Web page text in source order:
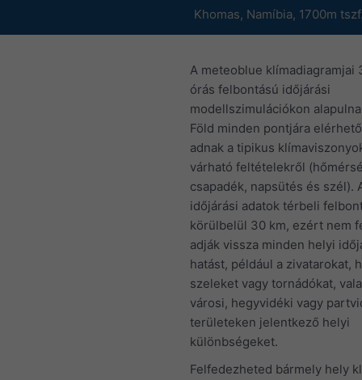
Khomas, Namíbia, 1700m
A meteoblue klímadiagramjai
órás felbontású időjárási
modellszimulációkon
Föld minden pontjára
adnak a tipikus
várható feltételekről
csapadék, napsütés és szél).
időjárási adatok térbeli
körülbelül 30 km, ezért nem
adják vissza minden helyi
hatást, például a zivatarokat,
szeleket vagy tornádókat,
városi, hegyvidéki vagy
területeken jelentkező helyi
különbségeket.
Felfedezheted bármely hely